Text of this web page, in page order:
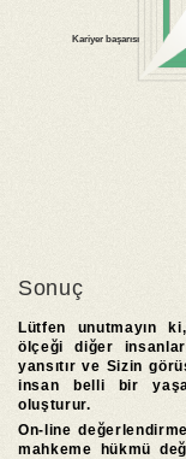
Sonuç
Lütfen unutmayın
ölçeği diğer
yansıtır ve Sizin
insan belli bir
oluşturur.
On-line
mahkeme hükmü